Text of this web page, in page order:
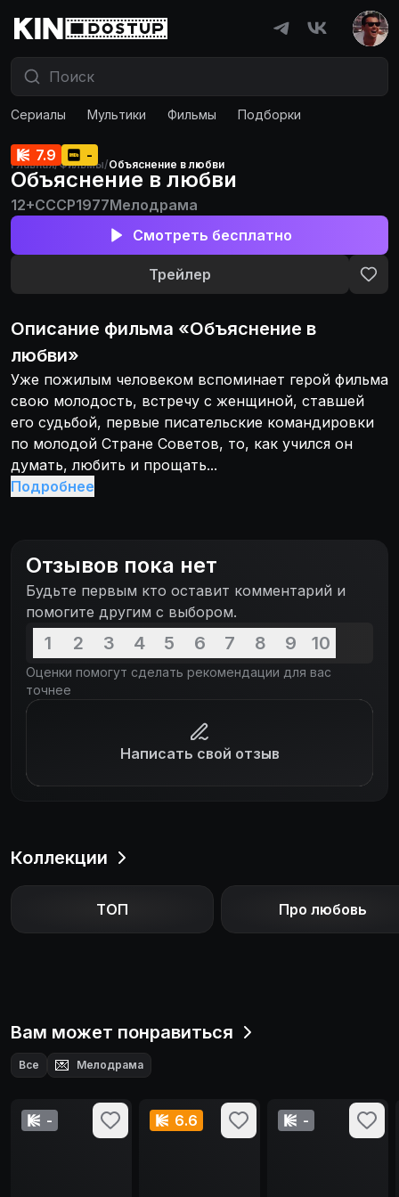
Сериалы Мультики Фильмы Подборки
Главная/Фильмы/Объяснение в любви
7.9 -
Объяснение в любви
12+СССР1977Мелодрама
Смотреть бесплатно
Трейлер
Описание фильма «Объяснение в
любви»
Уже пожилым человеком вспоминает герой фильма
свою молодость, встречу с женщиной, ставшей
его судьбой, первые писательские командировки
по молодой Стране Советов, то, как учился он
думать, любить и прощать...
Подробнее
Отзывов пока нет
Будьте первым кто оставит комментарий и
помогите другим с выбором.
1 2 3 4 5 6 7 8 9 10
Оценки помогут сделать рекомендации для вас
точнее
Написать свой отзыв
Коллекции
ТОП Про любовь
Вам может понравиться
Все 💌 Мелодрама
- 6.6 -